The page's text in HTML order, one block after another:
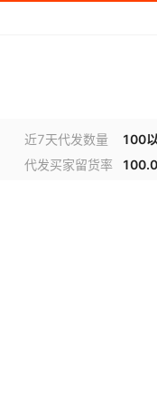
近7天代发数量 100
代发买家留货率